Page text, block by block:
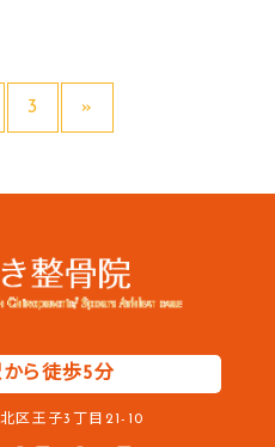
3 »
ら徒歩5分
区王子3丁目21-10